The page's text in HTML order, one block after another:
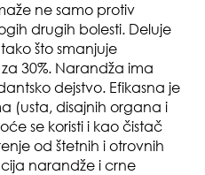
ne samo protiv
drugih bolesti. Deluje
što smanjuje
30%. Narandža ima
dejstvo. Efikasna je
(usta, disajnih organa i
se koristi i kao čistač
od štetnih i otrovnih
narandže i crne